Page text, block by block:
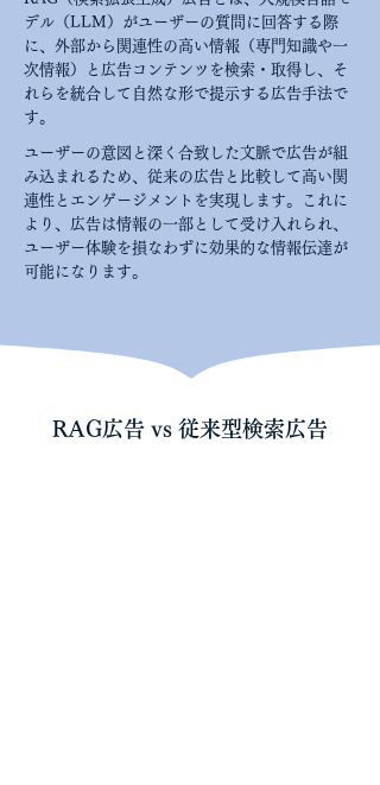
デル（LLM）がユーザーの質問に回答する際
に、外部から関連性の高い情報（専門知識や一
次情報）と広告コンテンツを検索・取得し、そ
れらを統合して自然な形で提示する広告手法で
す。
ユーザーの意図と深く合致した文脈で広告が組
み込まれるため、従来の広告と比較して高い関
連性とエンゲージメントを実現します。これに
より、広告は情報の一部として受け入れられ、
ユーザー体験を損なわずに効果的な情報伝達が
可能になります。
RAG広告 vs 従来型検索広告